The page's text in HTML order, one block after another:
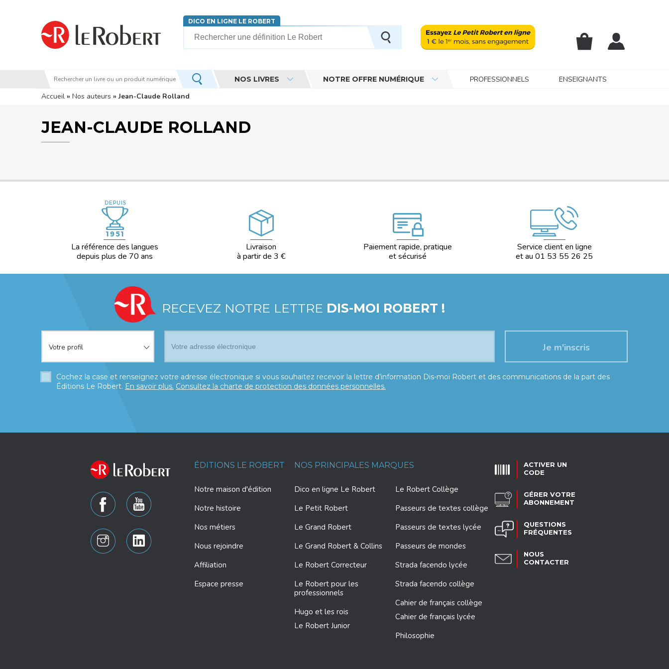
DICO EN LIGNE LE ROBERT
NOS LIVRES NOTRE OFFRE NUMÉRIQUE PROFESSIONNELS
ENSEIGNANTS
Vous êtes ici
Accueil » Nos auteurs » Jean-Claude Rolland
JEAN-CLAUDE ROLLAND
La référence des langues
depuis plus de 70 ans
Livraison
à partir de 3 €
Paiement rapide, pratique
et sécurisé
Service client en ligne
et au 01 53 55 26 25
RECEVEZ NOTRE LETTRE DIS-MOI ROBERT !
Votre profil*
Votre profil
Cochez la case et renseignez votre adresse électronique si vous souhaitez recevoir la lettre d’information Dis-moi Robert et des communications de la part des
Éditions Le Robert. En savoir plus. Consultez la charte de protection des données personnelles.
ÉDITIONS LE ROBERT
Notre maison d'édition
Notre histoire
Nos métiers
Nous rejoindre
Affiliation
Espace presse
NOS PRINCIPALES MARQUES
Dico en ligne Le Robert
Le Petit Robert
Le Grand Robert
Le Grand Robert & Collins
Le Robert Correcteur
Le Robert pour les
professionnels
Hugo et les rois
Le Robert Junior
Le Robert Collège
Passeurs de textes collège
Passeurs de textes lycée
Passeurs de mondes
Strada facendo lycée
Strada facendo collège
Cahier de français collège
Cahier de français lycée
Philosophie
ACTIVER UN
CODE
GÉRER VOTRE
ABONNEMENT
QUESTIONS
FRÉQUENTES
NOUS
CONTACTER